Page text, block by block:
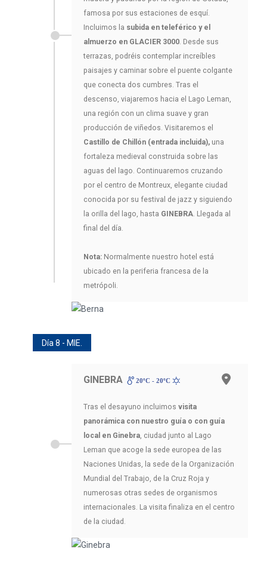
famosa por sus estaciones de esquí.
Incluimos la subida en teleférico y el
almuerzo en GLACIER 3000. Desde sus
terrazas, podréis contemplar increíbles
paisajes y caminar sobre el puente colgante
que conecta dos cumbres. Tras el
descenso, viajaremos hacia el Lago Leman,
una región con un clima suave y gran
producción de viñedos. Visitaremos el
Castillo de Chillón (entrada incluida), una
fortaleza medieval construida sobre las
aguas del lago. Continuaremos cruzando
por el centro de Montreux, elegante ciudad
conocida por su festival de jazz y siguiendo
la orilla del lago, hasta GINEBRA. Llegada al
final del día.
Nota: Normalmente nuestro hotel está
ubicado en la periferia francesa de la
metrópoli.
Día 8 - MIE.
GINEBRA 20ºC - 20ºC
Tras el desayuno incluimos visita
panorámica con nuestro guía o con guía
local en Ginebra, ciudad junto al Lago
Leman que acoge la sede europea de las
Naciones Unidas, la sede de la Organización
Mundial del Trabajo, de la Cruz Roja y
numerosas otras sedes de organismos
internacionales. La visita finaliza en el centro
de la ciudad.